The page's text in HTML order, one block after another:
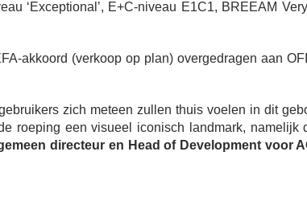
‘Exceptional’, E+C-niveau E1C1, BREEAM
akkoord (verkoop op plan) overgedragen aan
zich meteen zullen thuis voelen in dit
roeping een visueel iconisch landmark, namelijk
directeur en Head of Development voor